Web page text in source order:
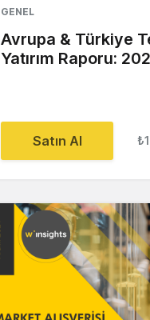
GENEL
Avrupa & Türkiye
Yatırım Raporu:
Satın Al